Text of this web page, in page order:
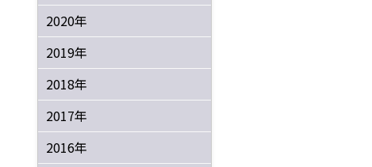
2020年
2019年
2018年
2017年
2016年